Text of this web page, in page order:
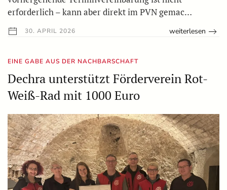
erforderlich – kann aber direkt im PVN gemac…
30. APRIL 2026 weiterlesen
EINE GABE AUS DER NACHBARSCHAFT
Dechra unterstützt Förderverein Rot-
Weiß-Rad mit 1000 Euro